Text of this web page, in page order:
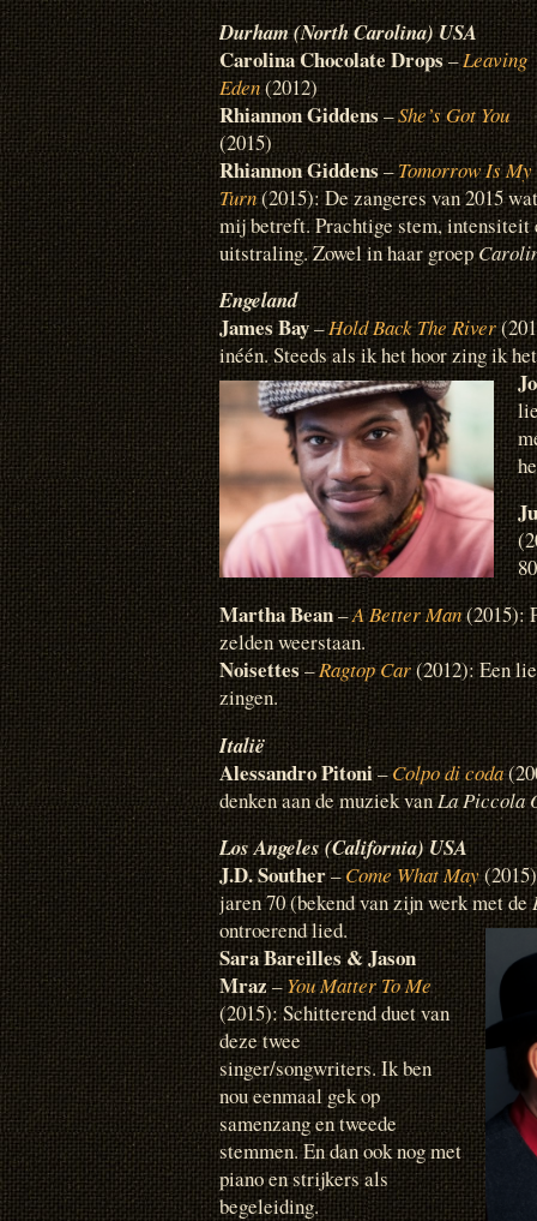
Durham (North Carolina) USA
Carolina Chocolate Drops–Leaving
Eden(2012)
Rhiannon Giddens–She’s Got You
(2015)
Rhiannon Giddens–Tomorrow Is My
Turn(2015): De zangeres van 2015 wat
mij betreft. Prachtige stem, intensiteit
uitstraling. Zowel in haar groep
Engeland
James Bay–Hold Back The River
inéén. Steeds als ik het hoor zing ik
Martha Bean–A Better Man(2015):
zelden weerstaan.
Noisettes–Ragtop Car(2012): Een
zingen.
Italië
Alessandro Pitoni–Colpo di coda
denken aan de muziek vanLa Piccola
Los Angeles (California) USA
J.D. Souther–Come What May
jaren 70 (bekend van zijn werk met de
ontroerend lied.
Sara Bareilles & Jason
Mraz–You Matter To Me
(2015): Schitterend duet van
deze twee
singer/songwriters. Ik ben
nou eenmaal gek op
samenzang en tweede
stemmen. En dan ook nog met
piano en strijkers als
begeleiding.